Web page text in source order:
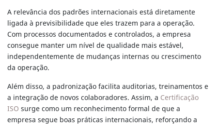
A relevância dos padrões internacionais está diretamente
ligada à previsibilidade que eles trazem para a operação.
Com processos documentados e controlados, a empresa
consegue manter um nível de qualidade mais estável,
independentemente de mudanças internas ou crescimento
da operação.
Além disso, a padronização facilita auditorias, treinamentos e
a integração de novos colaboradores. Assim, a Certificação
ISO surge como um reconhecimento formal de que a
empresa segue boas práticas internacionais, reforçando a